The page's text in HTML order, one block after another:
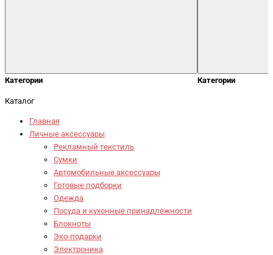
Категории Категории
Каталог
Главная
Личные аксессуары
Рекламный текстиль
Сумки
Автомобильные аксессуары
Готовые подборки
Одежда
Посуда и кухонные принадлежности
Блокноты
Эко-подарки
Электроника